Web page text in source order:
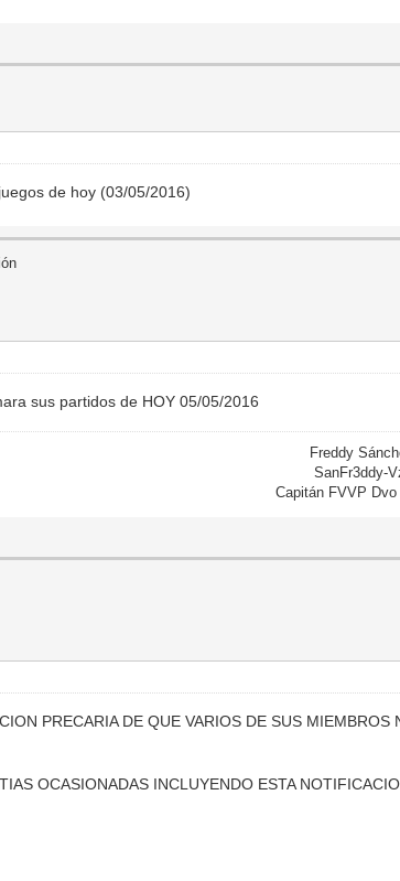
de hoy (03/05/2016)
sus partidos de HOY 05/05/2016
Freddy
SanFr3ddy-
Capitán FVVP
PRECARIA DE QUE VARIOS DE SUS
OCASIONADAS INCLUYENDO ESTA